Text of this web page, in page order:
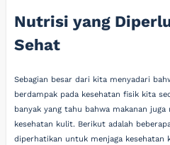
Nutrisi yang
Sehat
Sebagian besar dari kita menyadari
berdampak pada kesehatan fisik kita
banyak yang tahu bahwa makanan
kesehatan kulit. Berikut adalah
diperhatikan untuk menjaga kesehatan